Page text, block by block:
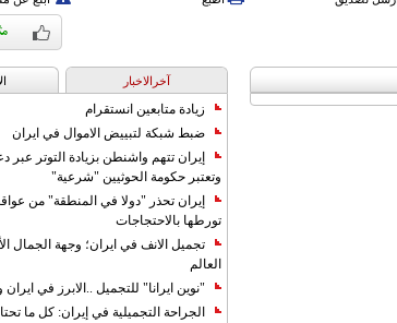
آخرالاخبار
زيادة متابعين انستقرام
ضبط شبكة لتبييض الاموال في ايران
إيران تتهم واشنطن بزيادة التوتر عبر
وتعتبر حكومة الحوثيين "شرعية"
إيران تحذر "دولا في المنطقة" من
تورطها بالاحتجاجات
تجميل الانف في ايران؛ وجهة الجمال
العالم
"نوين ايرانا" للتجميل ..الابرز في
الجراحة التجميلية في إيران: كل ما